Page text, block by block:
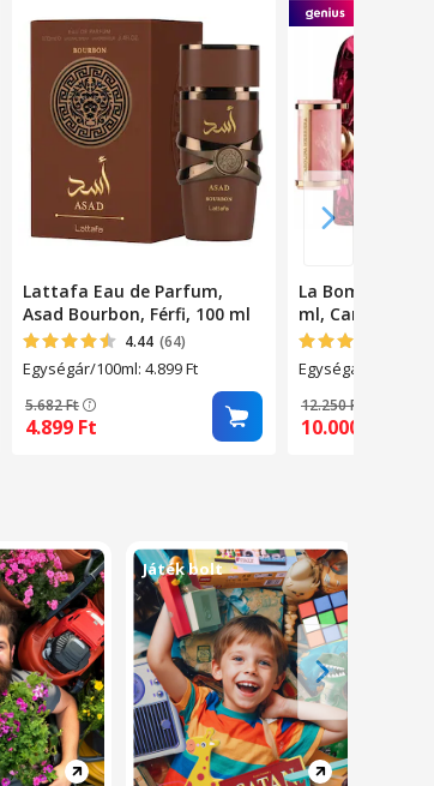
Lattafa Eau de Parfum,
Asad Bourbon, Férfi, 100 ml
4.44 (64)
Egységár/100ml: 4.899Ft
5.682Ft
4.899 Ft
La Bomba Eau
ml, Carolina
Egységár/100ml:
12.250Ft
10.000
Játék bolt